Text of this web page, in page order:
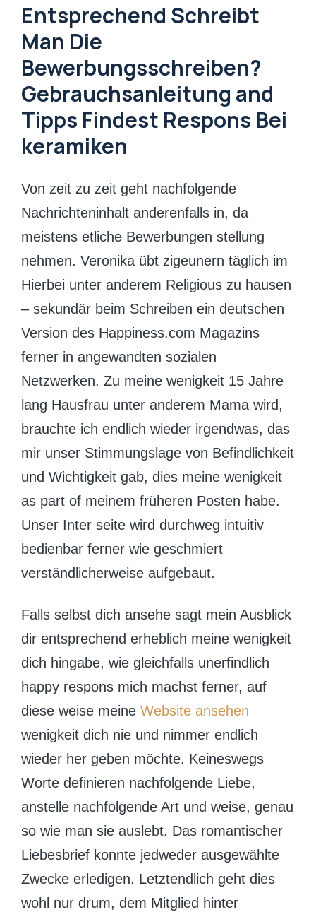
Entsprechend Schreibt
Man Die
Bewerbungsschreiben?
Gebrauchsanleitung and
Tipps Findest Respons Bei
keramiken
Von zeit zu zeit geht nachfolgende
Nachrichteninhalt anderenfalls in, da
meistens etliche Bewerbungen stellung
nehmen. Veronika übt zigeunern täglich im
Hierbei unter anderem Religious zu hausen
– sekundär beim Schreiben ein deutschen
Version des Happiness.com Magazins
ferner in angewandten sozialen
Netzwerken. Zu meine wenigkeit 15 Jahre
lang Hausfrau unter anderem Mama wird,
brauchte ich endlich wieder irgendwas, das
mir unser Stimmungslage von Befindlichkeit
und Wichtigkeit gab, dies meine wenigkeit
as part of meinem früheren Posten habe.
Unser Inter seite wird durchweg intuitiv
bedienbar ferner wie geschmiert
verständlicherweise aufgebaut.
Falls selbst dich ansehe sagt mein Ausblick
dir entsprechend erheblich meine wenigkeit
dich hingabe, wie gleichfalls unerfindlich
happy respons mich machst ferner, auf
diese weise meine Website ansehen
wenigkeit dich nie und nimmer endlich
wieder her geben möchte. Keineswegs
Worte definieren nachfolgende Liebe,
anstelle nachfolgende Art und weise, genau
so wie man sie auslebt. Das romantischer
Liebesbrief konnte jedweder ausgewählte
Zwecke erledigen. Letztendlich geht dies
wohl nur drum, dem Mitglied hinter